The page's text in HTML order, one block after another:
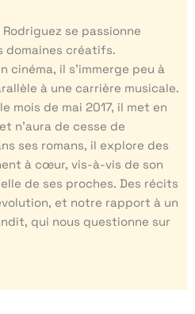
se passionne
domaines créatifs.
cinéma, il s’immerge peu à
à une carrière musicale.
mois de mai 2017, il met en
n’aura de cesse de
ses romans, il explore des
à cœur, vis-à-vis de son
de ses proches. Des récits
et notre rapport à un
qui nous questionne sur